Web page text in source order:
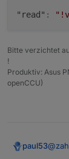
"read" :
Bitte verzichtet
!
Produktiv: Asus
openCCU)
paul53@